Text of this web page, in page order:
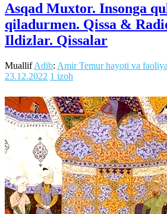
Asqad Muxtor. Insonga
qiladurmen. Qissa &
Ildizlar. Qissalar
MuallifAdib: Amir Temur hayoti va
23.12.2022 1 izoh